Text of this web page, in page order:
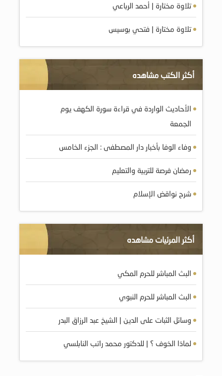
تلاوة مختارة | أحمد الرباعي
تلاوة مختارة | فتحي بوسيس
أكثر الكتب مشاهده
الأحاديث الواردة في قراءة سورة الكهف يوم
الجمعة
وفاء الوفا بأخبار دار المصطفى : الجزء الخامس
رمضان فرصة للتربية والتعليم
شرح نواقض الإسلام
أكثر المرئيات مشاهده
البث المباشر للحرم المكي
البث المباشر للحرم النبوي
وسائل الثبات على الدين | الشيخ عبد الرزاق البدر
لماذا الخوف ؟ | للدكتور محمد راتب النابلسي